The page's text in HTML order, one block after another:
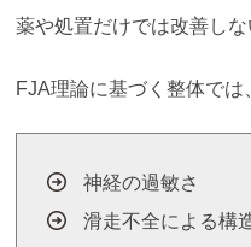
薬や処置だけでは改善し
FJA理論に基づく整体では
神経の過敏さ
滑走不全による構